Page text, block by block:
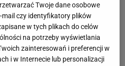
Twoje dane osobowe
mail czy identyfikatory plików
w tych plikach do celów
na potrzeby wyświetlania
zainteresowań i preferencji w
i w Internecie lub personalizacji